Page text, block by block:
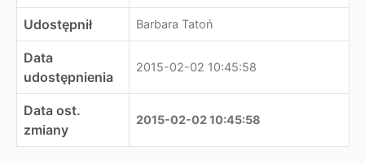
Udostępnił Barbara Tatoń
Data
udostępnienia
2015-02-02 10:45:58
Data ost.
zmiany
2015-02-02 10:45:58